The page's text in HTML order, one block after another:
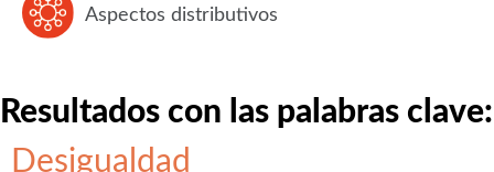
Aspectos distributivos
Resultados con las palabras clave:
Desigualdad